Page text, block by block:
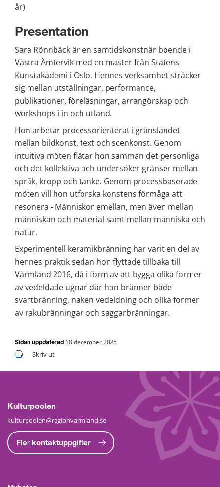
år)
Presentation
Sara Rönnbäck är en samtidskonstnär boende i
Västra Ämtervik med en master från Statens
Kunstakademi i Oslo. Hennes verksamhet sträcker
sig mellan utställningar, performance,
publikationer, föreläsningar, arrangörskap och
workshops i in och utland.
Hon arbetar processorienterat i gränslandet
mellan bildkonst, text och scenkonst. Genom
intuitiva möten flätar hon samman det personliga
och det kollektiva och undersöker gränser mellan
språk, kropp och tanke. Genom processbaserade
möten vill hon utforska konstens förmåga att
resonera - Människor emellan, men även mellan
människan och material samt mellan människa och
natur.
Experimentell keramikbränning har varit en del av
hennes praktik sedan hon flyttade tillbaka till
Värmland 2016, då i form av att bygga olika former
av vedeldade ugnar där hon bränner både
svartbränning, naken vedeldning och olika former
av rakubränningar och saggarbränningar.
Sidan uppdaterad 18 december 2025
Skriv ut
Kulturpoolen
kulturpoolen@regionvarmland.se
Fler kontaktuppgifter